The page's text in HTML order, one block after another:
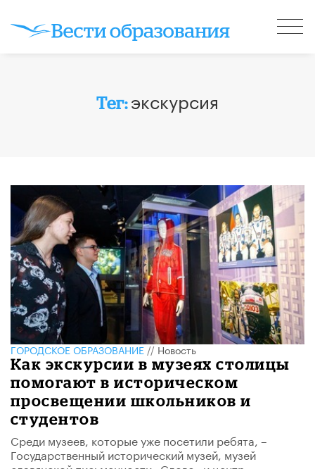
Тег:экскурсия
ГОРОДСКОЕ ОБРАЗОВАНИЕ//Новость
Как экскурсии в музеях столицы
помогают в историческом
просвещении школьников и
студентов
Среди музеев, которые уже посетили ребята, –
Государственный исторический музей, музей